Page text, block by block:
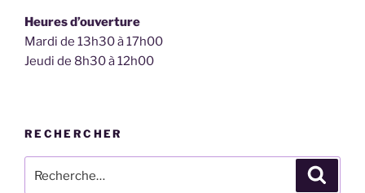
Heures d’ouverture
Mardi de 13h30 à 17h00
Jeudi de 8h30 à 12h00
RECHERCHER
pour